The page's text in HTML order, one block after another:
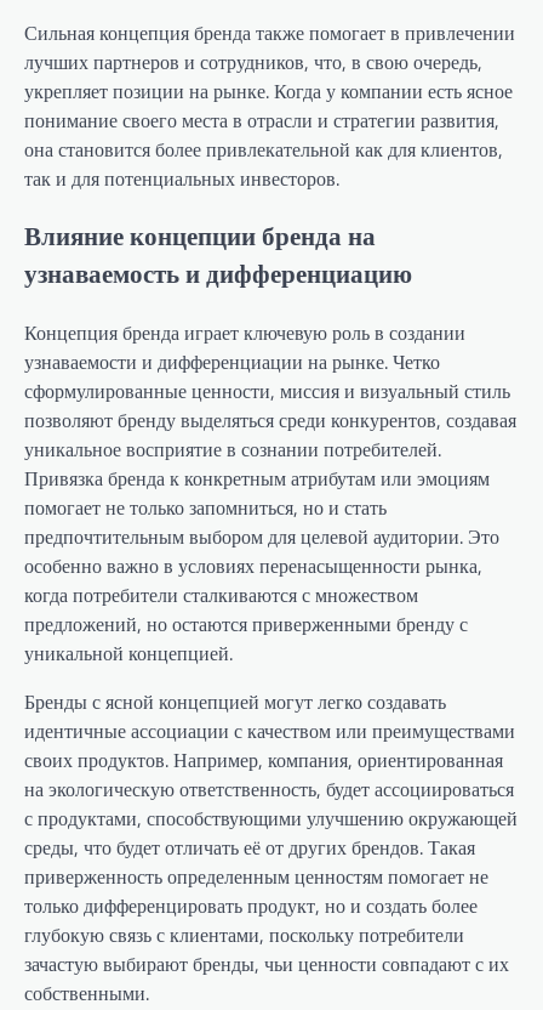
Сильная концепция бренда также помогает в привлечении
лучших партнеров и сотрудников, что, в свою очередь,
укрепляет позиции на рынке. Когда у компании есть ясное
понимание своего места в отрасли и стратегии развития,
она становится более привлекательной как для клиентов,
так и для потенциальных инвесторов.
Влияние концепции бренда на
узнаваемость и дифференциацию
Концепция бренда играет ключевую роль в создании
узнаваемости и дифференциации на рынке. Четко
сформулированные ценности, миссия и визуальный стиль
позволяют бренду выделяться среди конкурентов, создавая
уникальное восприятие в сознании потребителей.
Привязка бренда к конкретным атрибутам или эмоциям
помогает не только запомниться, но и стать
предпочтительным выбором для целевой аудитории. Это
особенно важно в условиях перенасыщенности рынка,
когда потребители сталкиваются с множеством
предложений, но остаются приверженными бренду с
уникальной концепцией.
Бренды с ясной концепцией могут легко создавать
идентичные ассоциации с качеством или преимуществами
своих продуктов. Например, компания, ориентированная
на экологическую ответственность, будет ассоциироваться
с продуктами, способствующими улучшению окружающей
среды, что будет отличать её от других брендов. Такая
приверженность определенным ценностям помогает не
только дифференцировать продукт, но и создать более
глубокую связь с клиентами, поскольку потребители
зачастую выбирают бренды, чьи ценности совпадают с их
собственными.